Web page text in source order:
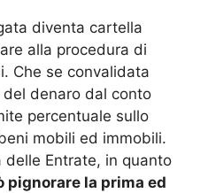
diventa cartella
alla procedura di
Che se convalidata
denaro dal conto
percentuale sullo
mobili ed immobili.
delle Entrate, in quanto
pignorare la prima ed